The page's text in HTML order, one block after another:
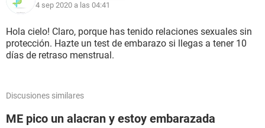
4 sep 2020 a las 04:41
Hola cielo! Claro, porque has tenido relaciones sexuales sin
protección. Hazte un test de embarazo si llegas a tener 10
días de retraso menstrual.
Discusiones similares
ME pico un alacran y estoy embarazada